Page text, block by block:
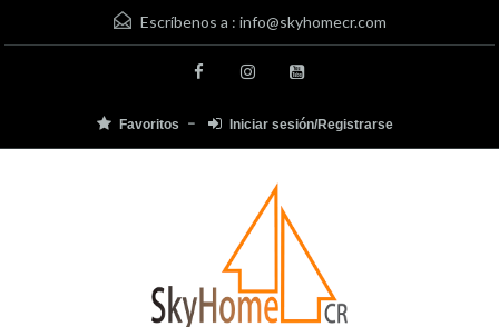
Escríbenos a : info@skyhomecr.com
Favoritos Iniciar sesión/Registrarse